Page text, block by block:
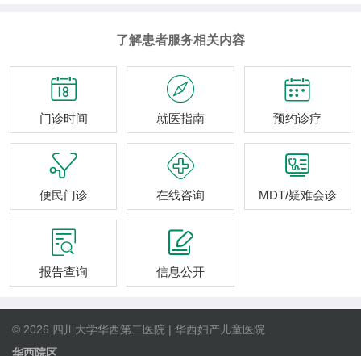
了解患者服务相关内容

门诊时间

就医指南

预约诊疗

便民门诊

在线咨询

MDT/疑难会诊

报告查询

信息公开
© 2026 四川大学华西第二医院 | 华西妇产儿童医院
华西院区